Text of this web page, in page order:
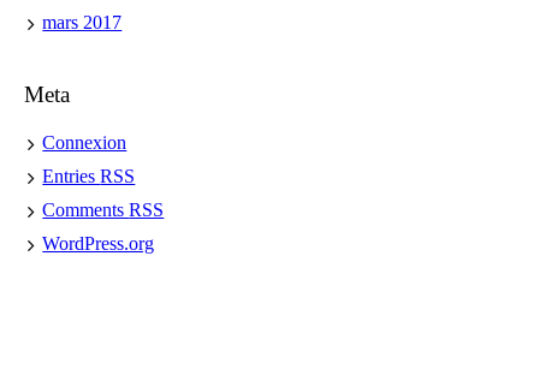
mars 2017
Meta
Connexion
EntriesRSS
CommentsRSS
WordPress.org